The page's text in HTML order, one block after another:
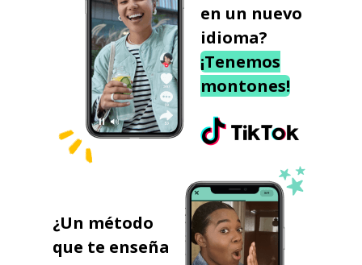
en un nuevo
idioma?
¡Tenemos
montones!
¿Un método
que te enseña